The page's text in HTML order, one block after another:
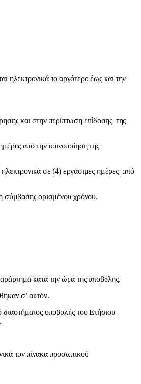
το αργότερο έως και την
και στην περίπτωση επίδοσης της
από την κοινοποίηση της
σε (4) εργάσιμες ημέρες από
ορισμένου χρόνου.
κατά την ώρα της υποβολής.
σ’ αυτόν.
υποβολής του Ετήσιου
τον πίνακα προσωπικού